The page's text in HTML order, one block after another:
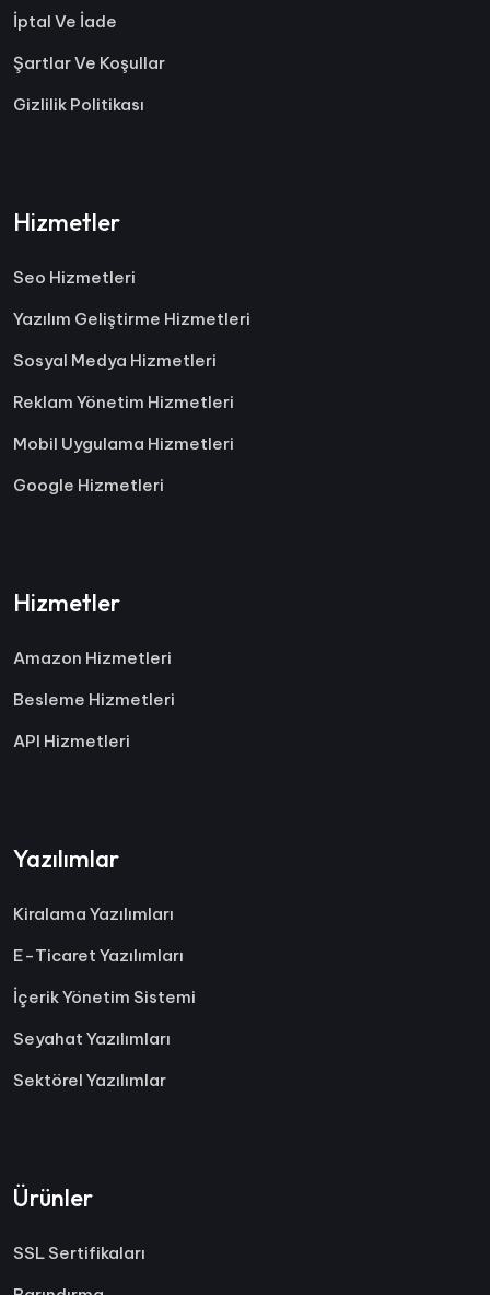
İptal Ve İade
Şartlar Ve Koşullar
Gizlilik Politikası
Hizmetler
Seo Hizmetleri
Yazılım Geliştirme Hizmetleri
Sosyal Medya Hizmetleri
Reklam Yönetim Hizmetleri
Mobil Uygulama Hizmetleri
Google Hizmetleri
Hizmetler
Amazon Hizmetleri
Besleme Hizmetleri
API Hizmetleri
Yazılımlar
Kiralama Yazılımları
E-Ticaret Yazılımları
İçerik Yönetim Sistemi
Seyahat Yazılımları
Sektörel Yazılımlar
Ürünler
SSL Sertifikaları